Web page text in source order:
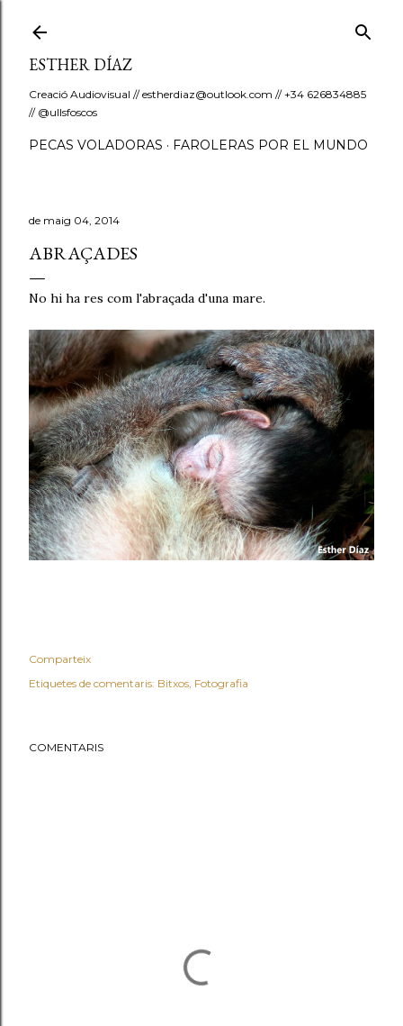
ESTHER DÍAZ
Creació Audiovisual // estherdiaz@outlook.com // +34 626834885
// @ullsfoscos
PECAS VOLADORAS FAROLERAS POR EL MUNDO
de maig 04, 2014
ABRAÇADES
No hi ha res com l'abraçada d'una mare.
Comparteix
Etiquetes de comentaris: Bitxos Fotografia
COMENTARIS